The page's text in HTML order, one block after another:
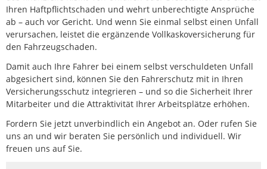
Ihren Haftpflichtschaden und wehrt unberechtigte Ansprüche
ab – auch vor Gericht. Und wenn Sie einmal selbst einen Unfall
verursachen, leistet die ergänzende Vollkaskoversicherung für
den Fahrzeugschaden.
Damit auch Ihre Fahrer bei einem selbst verschuldeten Unfall
abgesichert sind, können Sie den Fahrerschutz mit in Ihren
Versicherungsschutz integrieren – und so die Sicherheit Ihrer
Mitarbeiter und die Attraktivität Ihrer Arbeitsplätze erhöhen.
Fordern Sie jetzt unverbindlich ein Angebot an. Oder rufen Sie
uns an und wir beraten Sie persönlich und individuell. Wir
freuen uns auf Sie.